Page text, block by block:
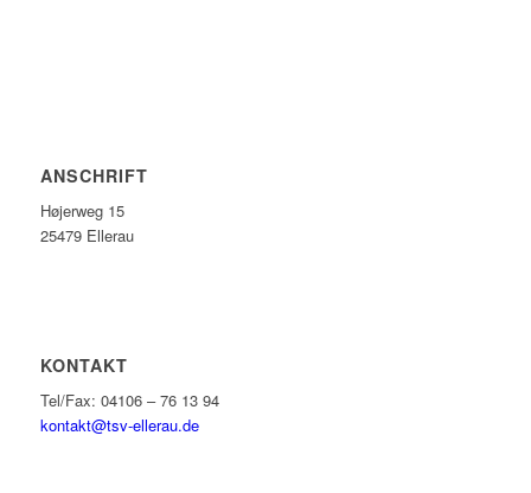
ANSCHRIFT
Højerweg 15
25479 Ellerau
KONTAKT
Tel/Fax: 04106 – 76 13 94
kontakt@tsv-ellerau.de